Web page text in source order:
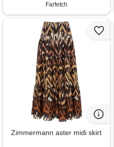
Farfetch
Zimmermann aster midi skirt